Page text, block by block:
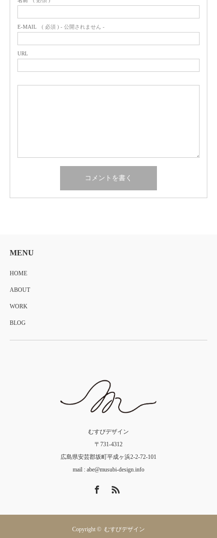
E-MAIL ( 必須 ) - 公開されません -
URL
MENU
HOME
ABOUT
WORK
BLOG
むすびデザイン
〒731-4312
広島県安芸郡坂町平成ヶ浜2-2-72-101
mail : abe@musubi-design.info
Copyright © むすびデザイン